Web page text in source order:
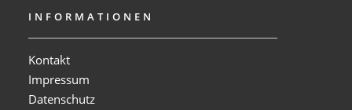
INFORMATIONEN
Kontakt
Impressum
Datenschutz